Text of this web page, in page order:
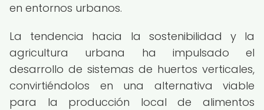
en entornos urbanos.
La tendencia hacia la sostenibilidad y la
agricultura urbana ha impulsado el
desarrollo de sistemas de huertos verticales,
convirtiéndolos en una alternativa viable
para la producción local de alimentos